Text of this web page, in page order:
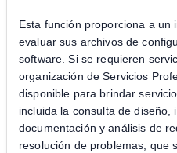
Esta función proporciona a un
evaluar sus archivos de
software. Si se requieren
organización de Servicios
disponible para brindar
incluida la consulta de diseño,
documentación y análisis de
resolución de problemas, que